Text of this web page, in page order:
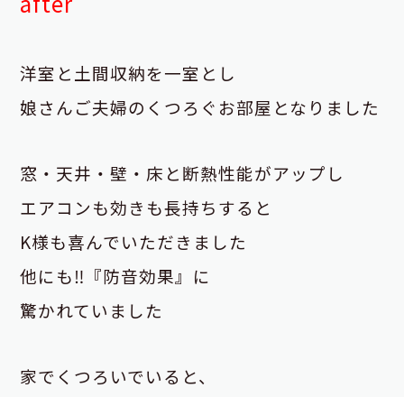
洋室と土間収納を一室とし
娘さんご夫婦のくつろぐお部屋となりました
窓・天井・壁・床と断熱性能がアップし
エアコンも効きも長持ちすると
K様も喜んでいただきました
他にも‼『防音効果』に
驚かれていました
家でくつろいでいると、